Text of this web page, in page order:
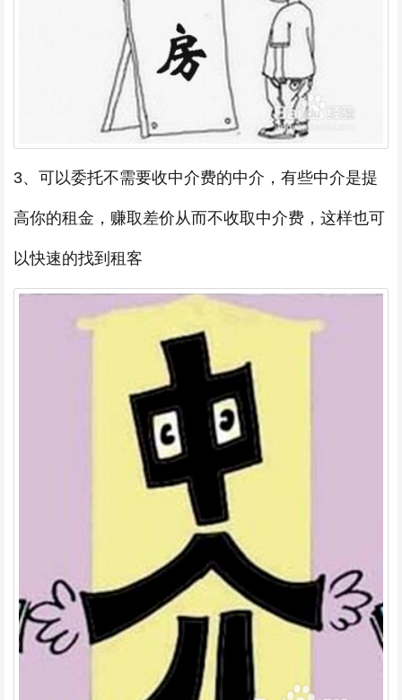
3、可以委托不需要收中介费的中介，有些中介是提
高你的租金，赚取差价从而不收取中介费，这样也可
以快速的找到租客